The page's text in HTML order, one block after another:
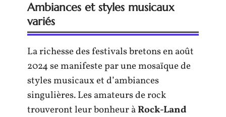
Ambiances et styles musicaux
variés
La richesse des festivals bretons en août
2024 se manifeste par une mosaïque de
styles musicaux et d’ambiances
singulières. Les amateurs de rock
trouveront leur bonheur àRock-Land